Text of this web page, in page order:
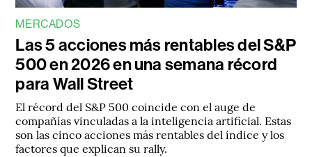
MERCADOS
Las 5 acciones más rentables del S&P
500 en 2026 en una semana récord
para Wall Street
El récord del S&P 500 coincide con el auge de
compañías vinculadas a la inteligencia artificial. Estas
son las cinco acciones más rentables del índice y los
factores que explican su rally.